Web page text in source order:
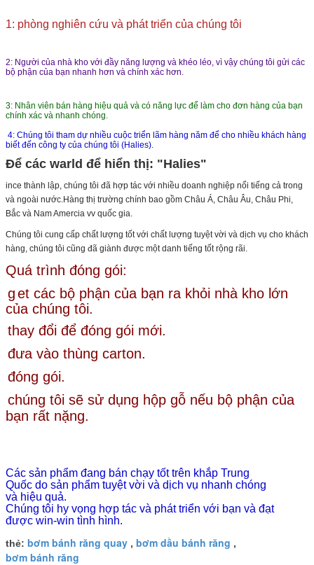
1: phòng nghiên cứu và phát triển của chúng tôi
2: Người của nhà kho với đầy năng lượng và khéo léo, vì vậy chúng tôi gửi các
bộ phận của bạn nhanh hơn và chính xác hơn.
3: Nhân viên bán hàng hiệu quả và có năng lực để làm cho đơn hàng của bạn
chính xác và nhanh chóng.
4: Chúng tôi tham dự nhiều cuộc triển lãm hàng năm để cho nhiều khách hàng
biết đến công ty của chúng tôi (Halies).
Để các warld để hiển thị: "Halies"
ince thành lập, chúng tôi đã hợp tác với nhiều doanh nghiệp nổi tiếng cả trong
và ngoài nước.Hàng thị trường chính bao gồm Châu Á, Châu Âu, Châu Phi,
Bắc và Nam Amercia vv quốc gia.
Chúng tôi cung cấp chất lượng tốt với chất lượng tuyệt vời và dịch vụ cho khách
hàng, chúng tôi cũng đã giành được một danh tiếng tốt rộng rãi.
Quá trình đóng gói:
get các bộ phận của bạn ra khỏi nhà kho lớn
của chúng tôi.
thay đổi để đóng gói mới.
đưa vào thùng carton.
đóng gói.
chúng tôi sẽ sử dụng hộp gỗ nếu bộ phận của
bạn rất nặng.
Các sản phẩm đang bán chạy tốt trên khắp Trung
Quốc do sản phẩm tuyệt vời và dịch vụ nhanh chóng
và hiệu quả.
Chúng tôi hy vọng hợp tác và phát triển với bạn và đạt
được win-win tình hình.
thẻ: bơm bánh răng quay , bơm dầu bánh răng ,
bơm bánh răng